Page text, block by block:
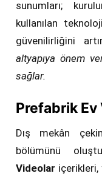
sunumları;
kullanılan
güvenilirliğini
altyapıya önem
sağlar.
Prefabrik
Dış mekân
bölümünü
Videolar içerikleri,